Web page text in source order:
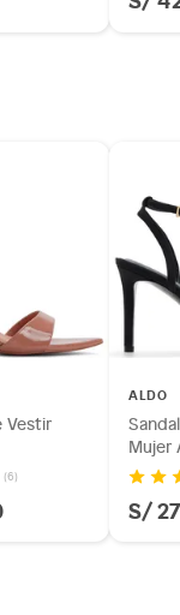
Vestir
(6)
ALDO
Mujer
S/